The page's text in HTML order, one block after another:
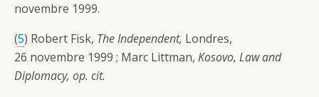
novembre 1999.
(5) Robert Fisk, The Independent, Londres,
26 novembre 1999 ; Marc Littman, Kosovo, Law and
Diplomacy, op. cit.